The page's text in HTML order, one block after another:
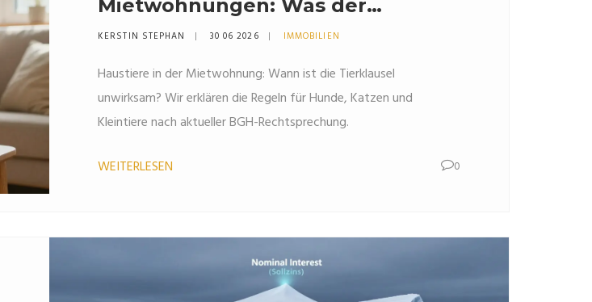
Mietwohnungen: Was der
Mietvertrag wirklich erlaubt
KERSTIN STEPHAN 30 06 2026 IMMOBILIEN
Haustiere in der Mietwohnung: Wann ist die Tierklausel
unwirksam? Wir erklären die Regeln für Hunde, Katzen und
Kleintiere nach aktueller BGH-Rechtsprechung.
WEITERLESEN 0